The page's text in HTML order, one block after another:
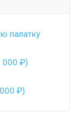
палатку
000 ₽)
₽)